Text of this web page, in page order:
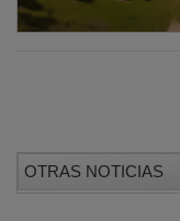
OTRAS NOTICIAS